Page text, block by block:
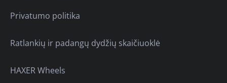
Privatumo politika
Ratlankių ir padangų dydžių skaičiuoklė
HAXER Wheels